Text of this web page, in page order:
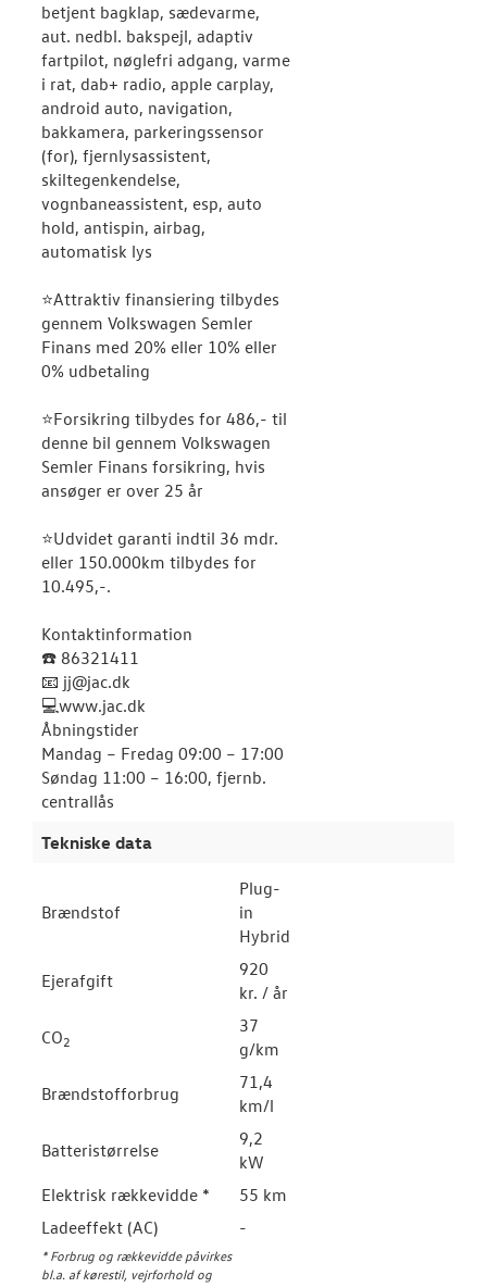
betjent bagklap, sædevarme,
aut. nedbl. bakspejl, adaptiv
fartpilot, nøglefri adgang, varme
i rat, dab+ radio, apple carplay,
android auto, navigation,
bakkamera, parkeringssensor
(for), fjernlysassistent,
skiltegenkendelse,
vognbaneassistent, esp, auto
hold, antispin, airbag,
automatisk lys
⭐Attraktiv finansiering tilbydes
gennem Volkswagen Semler
Finans med 20% eller 10% eller
0% udbetaling
⭐Forsikring tilbydes for 486,- til
denne bil gennem Volkswagen
Semler Finans forsikring, hvis
ansøger er over 25 år
⭐Udvidet garanti indtil 36 mdr.
eller 150.000km tilbydes for
10.495,-.
Kontaktinformation
☎️ 86321411
📧 jj@jac.dk
💻www.jac.dk
Åbningstider
Mandag – Fredag 09:00 – 17:00
Søndag 11:00 – 16:00, fjernb.
centrallås
Tekniske data
Brændstof
Plug-
in
Hybrid
Ejerafgift
920
kr. / år
CO2
37
g/km
Brændstofforbrug
71,4
km/l
Batteristørrelse
9,2
kW
Elektrisk rækkevidde *
55 km
Ladeeffekt (AC)
-
* Forbrug og rækkevidde påvirkes
bl.a. af kørestil, vejrforhold og